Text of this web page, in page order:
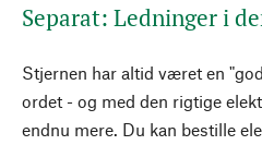
Separat: Ledninger i
Stjernen har altid været en
ordet - og med den rigtige
endnu mere. Du kan bestille